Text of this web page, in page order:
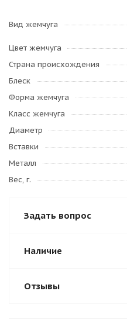
Вид жемчуга
Цвет жемчуга
Страна происхождения
Блеск
Форма жемчуга
Класс жемчуга
Диаметр
Вставки
Металл
Вес, г.
Задать вопрос
Наличие
Отзывы